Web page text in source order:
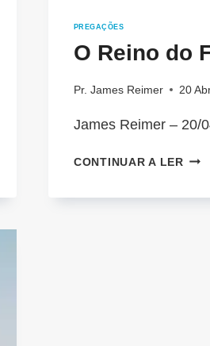
PREGAÇÕES
O Reino do
Pr. James Reimer 20
James Reimer – 20/
CONTINUAR A LERO